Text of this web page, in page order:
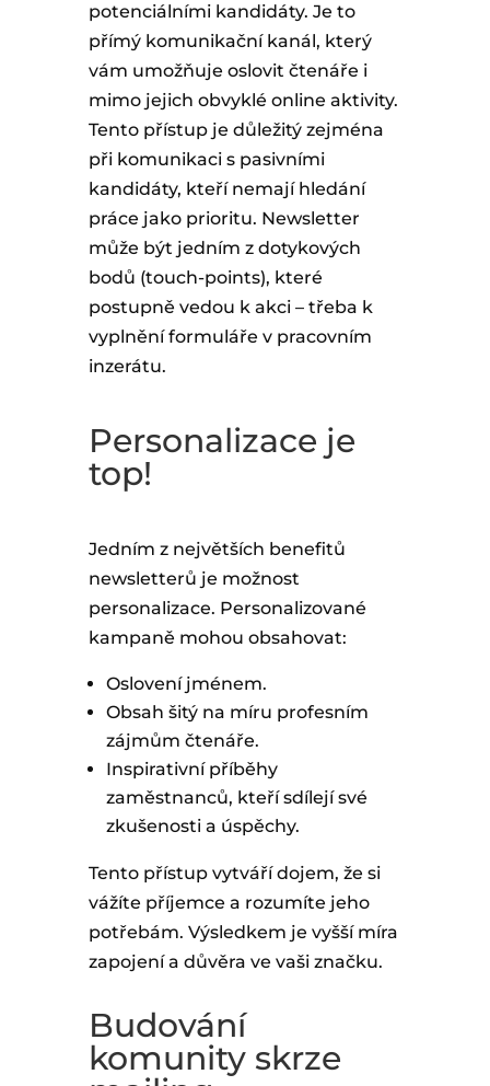
potenciálními kandidáty. Je to
přímý komunikační kanál, který
vám umožňuje oslovit čtenáře i
mimo jejich obvyklé online aktivity.
Tento přístup je důležitý zejména
při komunikaci s pasivními
kandidáty, kteří nemají hledání
práce jako prioritu. Newsletter
může být jedním z dotykových
bodů (touch-points), které
postupně vedou k akci – třeba k
vyplnění formuláře v pracovním
inzerátu.
Personalizace je
top!
Jedním z největších benefitů
newsletterů je možnost
personalizace. Personalizované
kampaně mohou obsahovat:
Oslovení jménem.
Obsah šitý na míru profesním
zájmům čtenáře.
Inspirativní příběhy
zaměstnanců, kteří sdílejí své
zkušenosti a úspěchy.
Tento přístup vytváří dojem, že si
vážíte příjemce a rozumíte jeho
potřebám. Výsledkem je vyšší míra
zapojení a důvěra ve vaši značku.
Budování
komunity skrze